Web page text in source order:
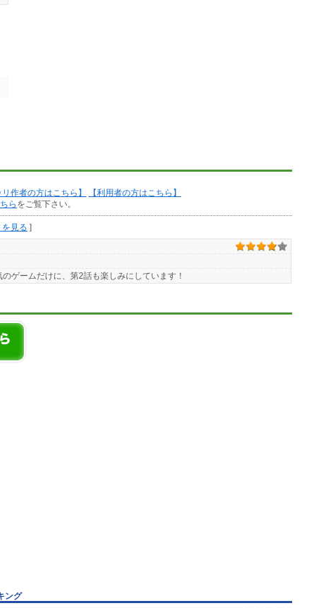
リ作者の方はこちら】
【利用者の方はこちら】
ら をご覧下さい。
見る ]
ゲームだけに、第2話も楽しみにしています！
ング